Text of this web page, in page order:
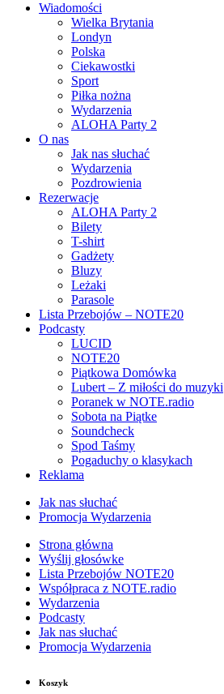
Wiadomości
Wielka Brytania
Londyn
Polska
Ciekawostki
Sport
Piłka nożna
Wydarzenia
ALOHA Party 2
O nas
Jak nas słuchać
Wydarzenia
Pozdrowienia
Rezerwacje
ALOHA Party 2
Bilety
T-shirt
Gadżety
Bluzy
Leżaki
Parasole
Lista Przebojów – NOTE20
Podcasty
LUCID
NOTE20
Piątkowa Domówka
Lubert – Z miłości do muzyki
Poranek w NOTE.radio
Sobota na Piątke
Soundcheck
Spod Taśmy
Pogaduchy o klasykach
Reklama
Jak nas słuchać
Promocja Wydarzenia
Strona główna
Wyślij głosówke
Lista Przebojów NOTE20
Współpraca z NOTE.radio
Wydarzenia
Podcasty
Jak nas słuchać
Promocja Wydarzenia
Koszyk